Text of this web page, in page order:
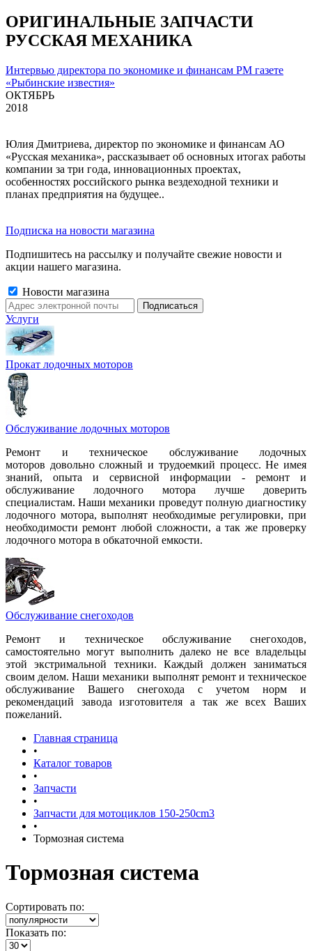
ОРИГИНАЛЬНЫЕ ЗАПЧАСТИ
РУССКАЯ МЕХАНИКА
Интервью директора по экономике и финансам РМ газете
«Рыбинские известия»
ОКТЯБРЬ
2018
Юлия Дмитриева, директор по экономике и финансам АО
«Русская механика», рассказывает об основных итогах работы
компании за три года, инновационных проектах,
особенностях российского рынка вездеходной техники и
планах предприятия на будущее..
Подписка на новости магазина
Подпишитесь на рассылку и получайте свежие новости и
акции нашего магазина.
Новости магазина
Услуги
Прокат лодочных моторов
Обслуживание лодочных моторов
Ремонт и техническое обслуживание лодочных
моторов довольно сложный и трудоемкий процесс. Не имея
знаний, опыта и сервисной информации - ремонт и
обслуживание лодочного мотора лучше доверить
специалистам. Наши механики проведут полную диагностику
лодочного мотора, выполнят необходимые регулировки, при
необходимости ремонт любой сложности, а так же проверку
лодочного мотора в обкаточной емкости.
Обслуживание снегоходов
Ремонт и техническое обслуживание снегоходов,
самостоятельно могут выполнить далеко не все владельцы
этой экстримальной техники. Каждый должен заниматься
своим делом. Наши механики выполнят ремонт и техническое
обслуживание Вашего снегохода с учетом норм и
рекомендаций завода изготовителя а так же всех Ваших
пожеланий.
Главная страница
•
Каталог товаров
•
Запчасти
•
Запчасти для мотоциклов 150-250cm3
•
Тормозная система
Тормозная система
Сортировать по:
Показать по: